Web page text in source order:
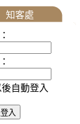
知客處
自動登入